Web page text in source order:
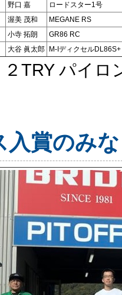
野口 嘉
ロードスター1号
渥美 茂和
MEGANE RS
小寺 拓朗
GR86 RC
大谷 眞太郎 M-IディクセルDL86S+
２TRY パイロ
入賞のみ